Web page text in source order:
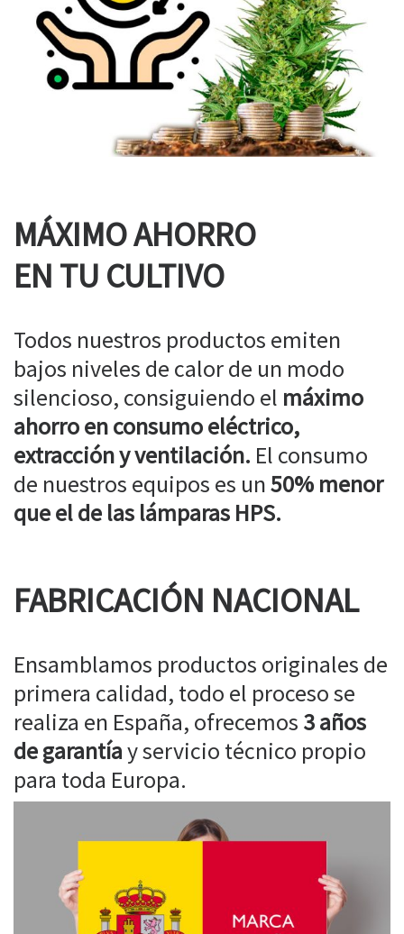
MÁXIMO AHORRO
EN TU CULTIVO
Todos nuestros productos emiten
bajos niveles de calor de un modo
silencioso, consiguiendo el máximo
ahorro en consumo eléctrico,
extracción y ventilación. El consumo
de nuestros equipos es un50% menor
que el de las lámparas HPS.
FABRICACIÓN NACIONAL
Ensamblamos productos originales de
primera calidad, todo el proceso se
realiza en España, ofrecemos 3 años
de garantíay servicio técnico propio
para toda Europa.